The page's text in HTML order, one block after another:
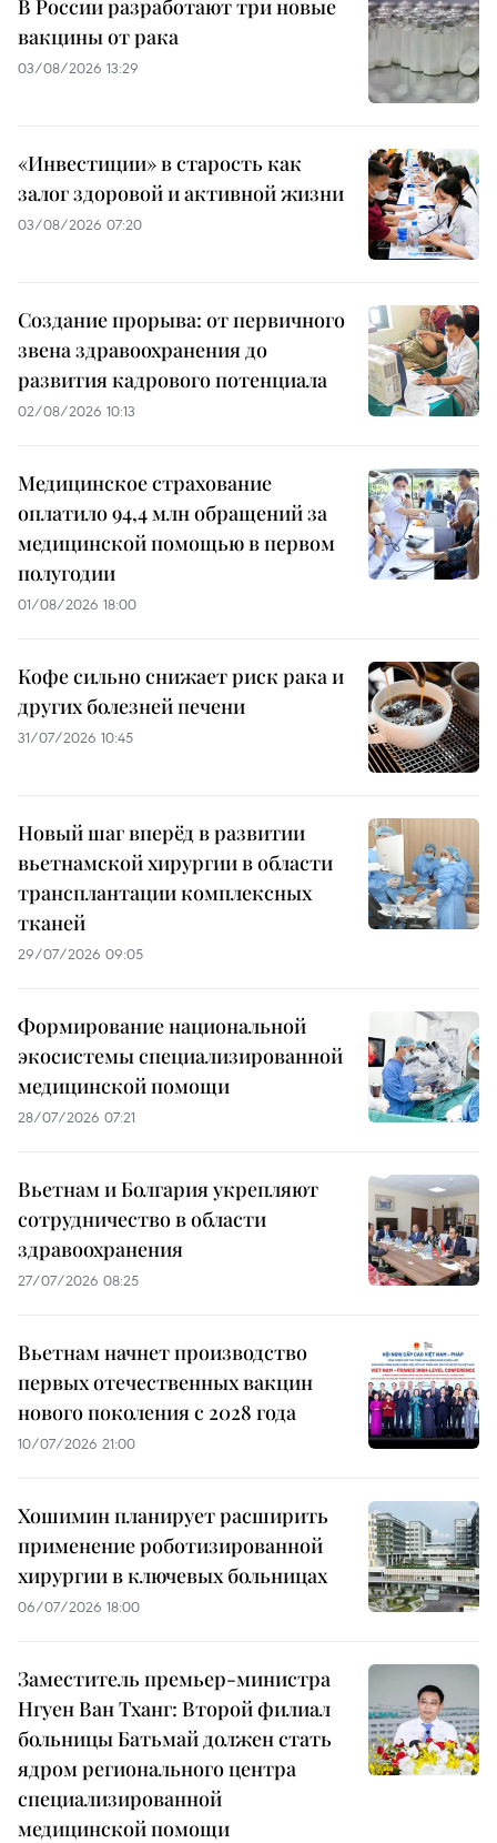
В России разработают три новые
вакцины от рака
03/08/2026 13:29
«Инвестиции» в старость как
залог здоровой и активной жизни
03/08/2026 07:20
Создание прорыва: от первичного
звена здравоохранения до
развития кадрового потенциала
02/08/2026 10:13
Медицинское страхование
оплатило 94,4 млн обращений за
медицинской помощью в первом
полугодии
01/08/2026 18:00
Кофе сильно снижает риск рака и
других болезней печени
31/07/2026 10:45
Новый шаг вперёд в развитии
вьетнамской хирургии в области
трансплантации комплексных
тканей
29/07/2026 09:05
Формирование национальной
экосистемы специализированной
медицинской помощи
28/07/2026 07:21
Вьетнам и Болгария укрепляют
сотрудничество в области
здравоохранения
27/07/2026 08:25
Вьетнам начнет производство
первых отечественных вакцин
нового поколения с 2028 года
10/07/2026 21:00
Хошимин планирует расширить
применение роботизированной
хирургии в ключевых больницах
06/07/2026 18:00
Заместитель премьер-министра
Нгуен Ван Тханг: Второй филиал
больницы Батьмай должен стать
ядром регионального центра
специализированной
медицинской помощи